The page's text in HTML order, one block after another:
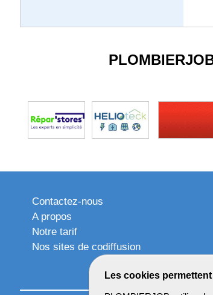
Les cookies
Contactez-nous
A propos
Notre tarif
Nos sites de codiffusion